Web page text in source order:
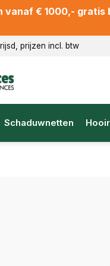
vanaf € 1000,-
prijzen incl. btw
Schaduwnetten